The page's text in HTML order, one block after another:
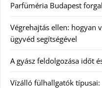
Parfüméria Budapest
Végrehajtás ellen: hogyan
ügyvéd segítségével
A gyász feldolgozása időt
Vízálló fülhallgatók